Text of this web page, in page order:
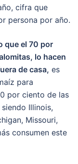
cifra que
persona por año.
que el 70 por
lo hacen
de casa, es
para
por ciento de las
Illinois,
Missouri,
consumen este